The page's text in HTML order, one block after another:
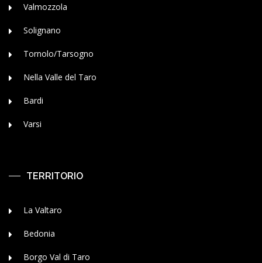
Valmozzola
Solignano
Tornolo/Tarsogno
Nella Valle del Taro
Bardi
Varsi
TERRITORIO
La Valtaro
Bedonia
Borgo Val di Taro